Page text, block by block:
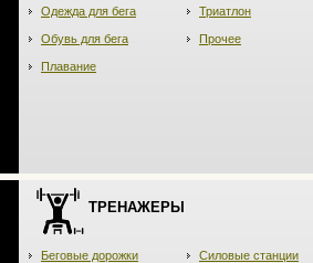
Одежда для бега
Обувь для бега
Плавание
Триатлон
Прочее
ТРЕНАЖЕРЫ
Беговые дорожки Силовые станции